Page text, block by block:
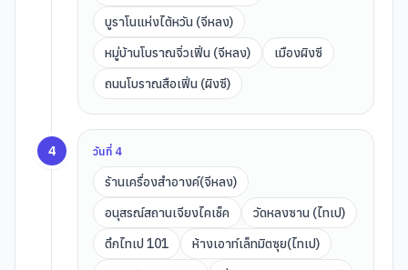
บูราโนแห่งไต้หวัน (จีหลง)
หมู่บ้านโบราณจิ่วเฟิ่น (จีหลง)
เมืองผิงซี
ถนนโบราณสือเฟิ่น (ผิงซี)
4 วันที่ 4
ร้านเครื่องสำอางค์(จีหลง)
อนุสรณ์สถานเจียงไคเช็ค
วัดหลงซาน (ไทเป)
ตึกไทเป 101
ห้างเอาท์เล็ทมิตซุย(ไทเป)